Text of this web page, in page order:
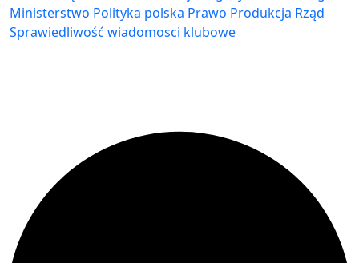
Ministerstwo Polityka polska Prawo Produkcja Rząd
Sprawiedliwość wiadomosci klubowe